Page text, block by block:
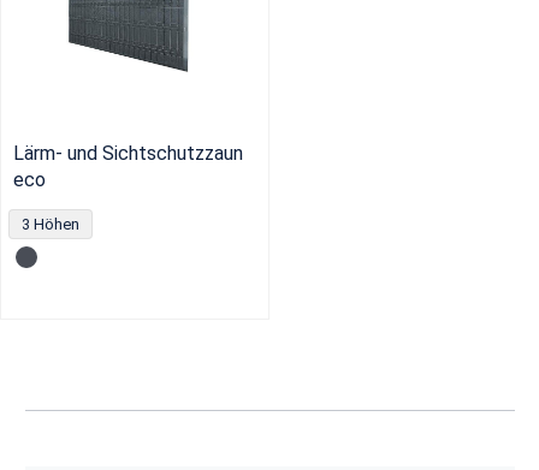
Lärm- und Sichtschutzzaun
eco
3 Höhen